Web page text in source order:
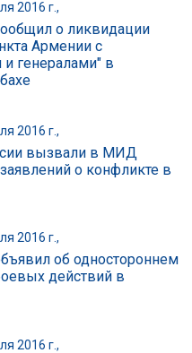
2016 г.,
о ликвидации
Армении с
генералами" в
2016 г.,
вызвали в МИД
о конфликте в
2016 г.,
об одностороннем
действий в
2016 г.,